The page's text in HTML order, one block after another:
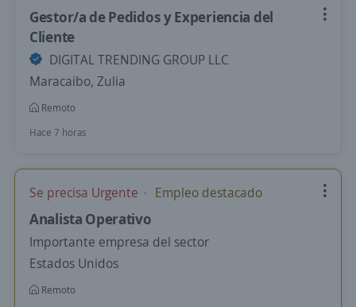
Gestor/a de Pedidos y Experiencia del
Cliente
DIGITAL TRENDING GROUP LLC
Maracaibo, Zulia
Remoto
Hace 7 horas
Se precisa Urgente Empleo destacado
Analista Operativo
Importante empresa del sector
Estados Unidos
Remoto